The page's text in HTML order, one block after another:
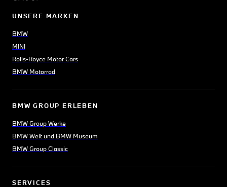
UNSERE MARKEN
BMW
MINI
Rolls-Royce Motor Cars
BMW Motorrad
BMW GROUP ERLEBEN
BMW Group Werke
BMW Welt und BMW Museum
BMW Group Classic
SERVICES